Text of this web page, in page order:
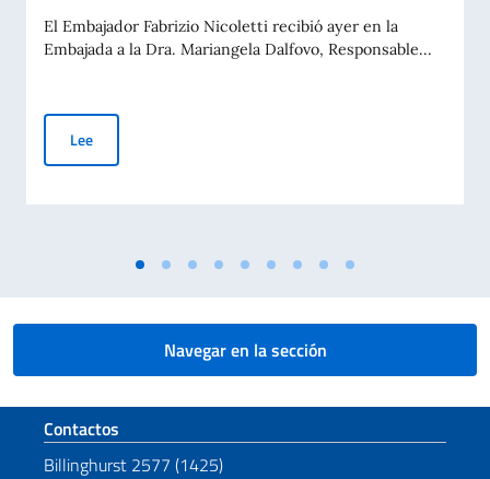
El Embajador Fabrizio Nicoletti recibió ayer en la
Embajada a la Dra. Mariangela Dalfovo, Responsable...
LeeReunión del Embajador Nicoletti con la Dra. Mariangela
Navegar en la sección
Sezione footer
Contactos
Billinghurst 2577 (1425)